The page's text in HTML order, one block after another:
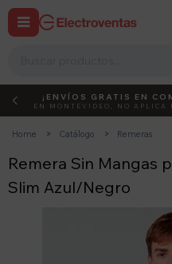

DEBUT
¡ENVÍOS GRATIS EN
EN MONTEVIDEO, NO APLICA
Home Catálogo Remeras
Remera Sin Mangas
Slim Azul/Negro